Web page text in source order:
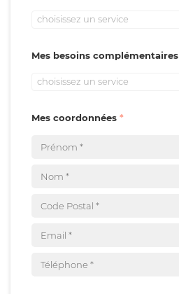
choisissez un service
Mes besoins complémentaires
choisissez un service
Mes coordonnées